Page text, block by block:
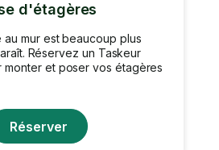
d'étagères
mur est beaucoup plus
Réservez un Taskeur
monter et poser vos étagères
Réserver